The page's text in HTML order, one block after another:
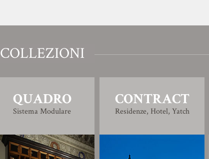
COLLEZIONI
QUADRO
Sistema Modulare
CONTRACT
Residenze, Hotel, Yatch